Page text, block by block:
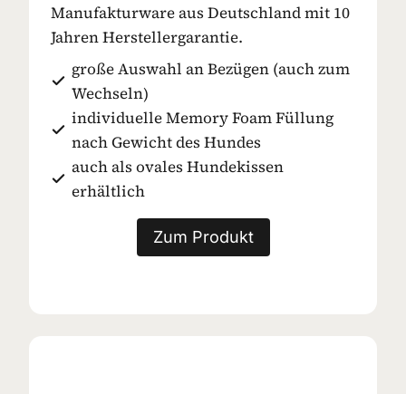
Manufakturware aus Deutschland mit 10
Jahren Herstellergarantie.
große Auswahl an Bezügen (auch zum
Wechseln)
individuelle Memory Foam Füllung
nach Gewicht des Hundes
auch als ovales Hundekissen
erhältlich
Zum Produkt